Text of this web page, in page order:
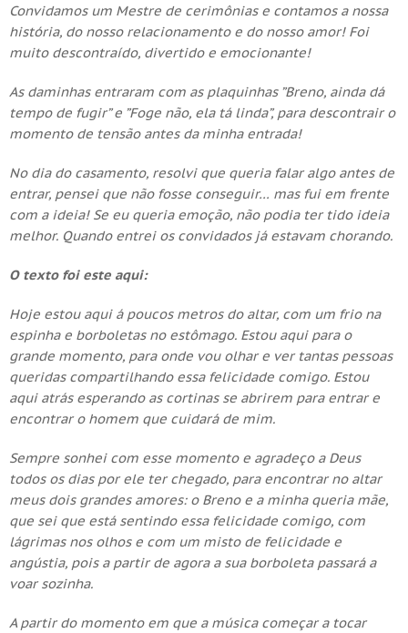
Convidamos um Mestre de cerimônias e contamos a nossa
história, do nosso relacionamento e do nosso amor! Foi
muito descontraído, divertido e emocionante!
As daminhas entraram com as plaquinhas ”Breno, ainda dá
tempo de fugir” e ”Foge não, ela tá linda”, para descontrair o
momento de tensão antes da minha entrada!
No dia do casamento, resolvi que queria falar algo antes de
entrar, pensei que não fosse conseguir… mas fui em frente
com a ideia! Se eu queria emoção, não podia ter tido ideia
melhor. Quando entrei os convidados já estavam chorando.
O texto foi este aqui:
Hoje estou aqui á poucos metros do altar, com um frio na
espinha e borboletas no estômago. Estou aqui para o
grande momento, para onde vou olhar e ver tantas pessoas
queridas compartilhando essa felicidade comigo. Estou
aqui atrás esperando as cortinas se abrirem para entrar e
encontrar o homem que cuidará de mim.
Sempre sonhei com esse momento e agradeço a Deus
todos os dias por ele ter chegado, para encontrar no altar
meus dois grandes amores: o Breno e a minha queria mãe,
que sei que está sentindo essa felicidade comigo, com
lágrimas nos olhos e com um misto de felicidade e
angústia, pois a partir de agora a sua borboleta passará a
voar sozinha.
A partir do momento em que a música começar a tocar